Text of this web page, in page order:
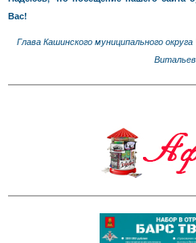
Вас!
Глава Кашинского муниципального